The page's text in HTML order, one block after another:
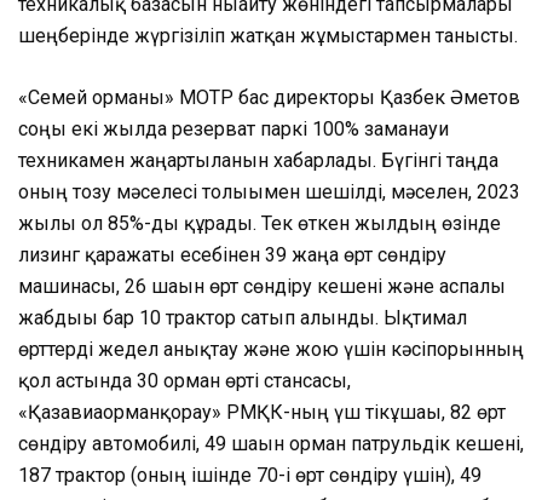
шеңберінде жүргізіліп жатқан жұмыстармен танысты.
«Семей орманы» МОТР бас директоры Қазбек Әметов
соңғы екі жылда резерват паркі 100% заманауи
техникамен жаңартылғанын хабарлады. Бүгінгі таңда
оның тозу мәселесі толығымен шешілді, мәселен, 2023
жылы ол 85%-ды құрады. Тек өткен жылдың өзінде
лизинг қаражаты есебінен 39 жаңа өрт сөндіру
машинасы, 26 шағын өрт сөндіру кешені және аспалы
жабдығы бар 10 трактор сатып алынды. Ықтимал
өрттерді жедел анықтау және жою үшін кәсіпорынның
қол астында 30 орман өрті стансасы,
«Қазавиаорманқорғау» РМҚК-ның үш тікұшағы, 82 өрт
сөндіру автомобилі, 49 шағын орман патрульдік кешені,
187 трактор (оның ішінде 70-і өрт сөндіру үшін), 49